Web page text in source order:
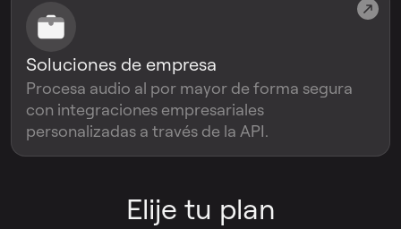
Soluciones de empresa
Procesa audio al por mayor de forma segura
con integraciones empresariales
personalizadas a través de la API.
Elije tu plan